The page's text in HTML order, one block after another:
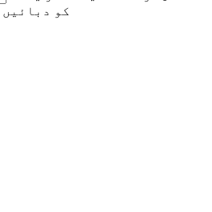
بند کرنے کے لیے ESC کو دبائیں۔